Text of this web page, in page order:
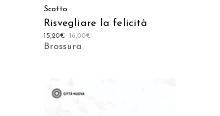
Scotto
Risvegliare la felicità
16,00€
15,20€
Brossura